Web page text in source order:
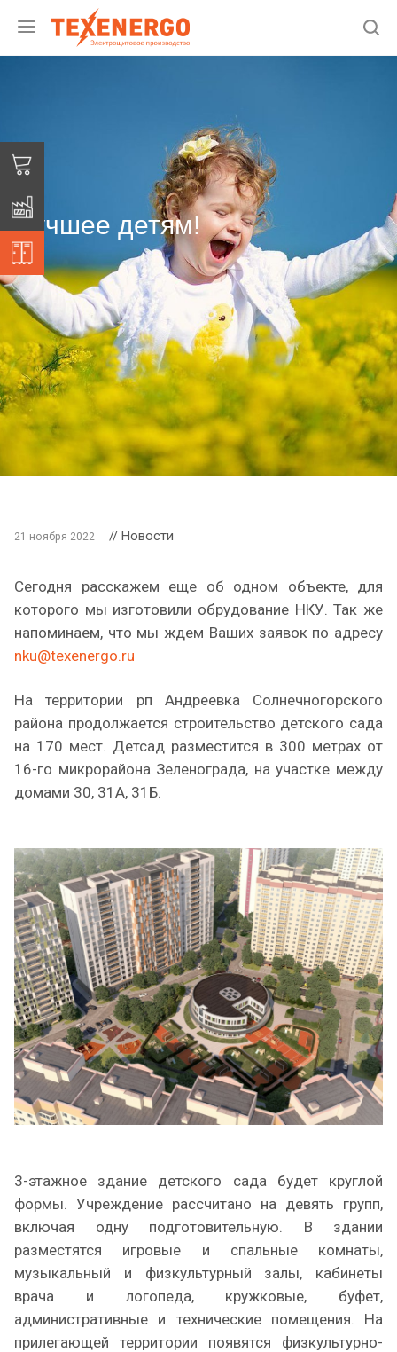
Лучшее детям!
21 ноября 2022 // Новости
Сегодня расскажем еще об одном объекте, для
которого мы изготовили обрудование НКУ. Так же
напоминаем, что мы ждем Ваших заявок по адресу
nku@texenergo.ru
На территории рп Андреевка Солнечногорского
района продолжается строительство детского сада
на 170 мест. Детсад разместится в 300 метрах от
16-го микрорайона Зеленограда, на участке между
домами 30, 31А, 31Б.
3-этажное здание детского сада будет круглой
формы. Учреждение рассчитано на девять групп,
включая одну подготовительную. В здании
разместятся игровые и спальные комнаты,
музыкальный и физкультурный залы, кабинеты
врача и логопеда, кружковые, буфет,
административные и технические помещения. На
прилегающей территории появятся физкультурно-